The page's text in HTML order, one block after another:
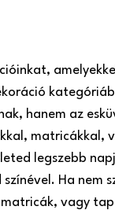
hanem az
legszebb
Ha
vagy